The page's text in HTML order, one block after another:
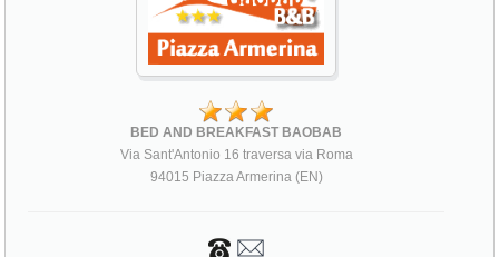
BED AND BREAKFAST BAOBAB
Via Sant'Antonio 16 traversa via Roma
94015 Piazza Armerina (EN)